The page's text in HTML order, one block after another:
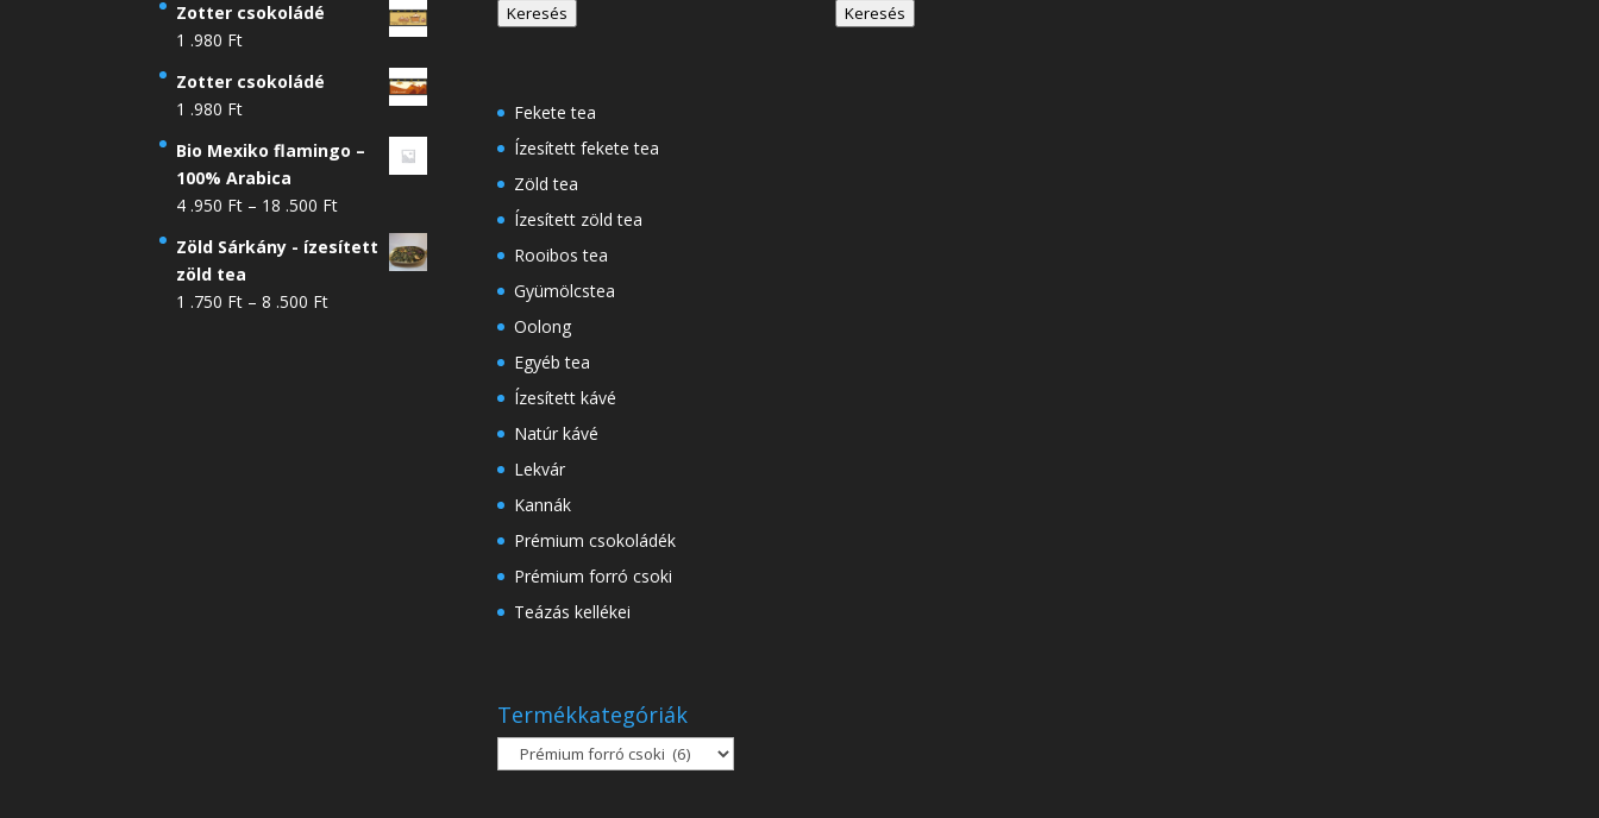
Zotter csokoládé
1 .980 Ft
Zotter csokoládé
1 .980 Ft
Bio Mexiko flamingo –
100% Arabica
4 .950 Ft – 18 .500 FtÁrtartomány:
.950 Ft
Zöld Sárkány - ízesített
zöld tea
1 .750 Ft – 8 .500 FtÁrtartomány:
Keresés
Fekete tea
Ízesített fekete tea
Zöld tea
Ízesített zöld tea
Rooibos tea
Gyümölcstea
Oolong
Egyéb tea
Ízesített kávé
Natúr kávé
Lekvár
Kannák
Prémium csokoládék
Prémium forró csoki
Teázás kellékei
Termékkategóriák
Keresés